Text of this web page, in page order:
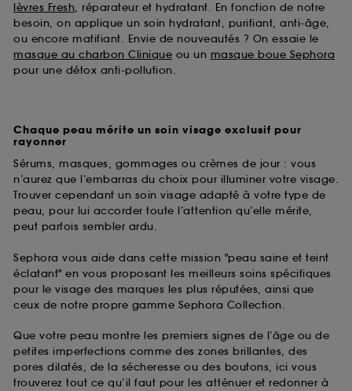
lèvres Fresh, réparateur et hydratant. En fonction de notre
besoin, on applique un soin hydratant, purifiant, anti-âge,
ou encore matifiant. Envie de nouveautés ? On essaie le
masque au charbon Clinique ou un masque boue Sephora
pour une détox anti-pollution.
Chaque peau mérite un soin visage exclusif pour
rayonner
Sérums, masques, gommages ou crèmes de jour : vous
n’aurez que l’embarras du choix pour illuminer votre visage.
Trouver cependant un soin visage adapté à votre type de
peau, pour lui accorder toute l’attention qu’elle mérite,
peut parfois sembler ardu.
Sephora vous aide dans cette mission "peau saine et teint
éclatant" en vous proposant les meilleurs soins spécifiques
pour le visage des marques les plus réputées, ainsi que
ceux de notre propre gamme Sephora Collection.
Que votre peau montre les premiers signes de l’âge ou de
petites imperfections comme des zones brillantes, des
pores dilatés, de la sécheresse ou des boutons, ici vous
trouverez tout ce qu’il faut pour les atténuer et redonner à